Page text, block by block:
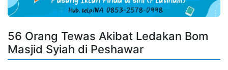
56 Orang Tewas Akibat Ledakan Bom
Masjid Syiah di Peshawar